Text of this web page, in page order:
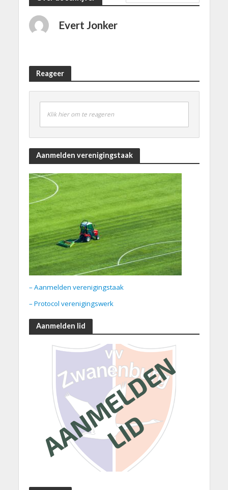
Evert Jonker
Reageer
Klik hier om te reageren
Aanmelden verenigingstaak
– Aanmelden verenigingstaak
– Protocol verenigingswerk
Aanmelden lid